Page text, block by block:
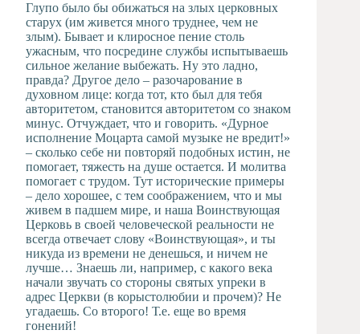
Глупо было бы обижаться на злых церковных
старух (им живется много труднее, чем не
злым). Бывает и клиросное пение столь
ужасным, что посредине службы испытываешь
сильное желание выбежать. Ну это ладно,
правда? Другое дело – разочарование в
духовном лице: когда тот, кто был для тебя
авторитетом, становится авторитетом со знаком
минус. Отчуждает, что и говорить. «Дурное
исполнение Моцарта самой музыке не вредит!»
– сколько себе ни повторяй подобных истин, не
помогает, тяжесть на душе остается. И молитва
помогает с трудом. Тут исторические примеры
– дело хорошее, с тем соображением, что и мы
живем в падшем мире, и наша Воинствующая
Церковь в своей человеческой реальности не
всегда отвечает слову «Воинствующая», и ты
никуда из времени не денешься, и ничем не
лучше… Знаешь ли, например, с какого века
начали звучать со стороны святых упреки в
адрес Церкви (в корыстолюбии и прочем)? Не
угадаешь. Со второго! Т.е. еще во время
гонений!